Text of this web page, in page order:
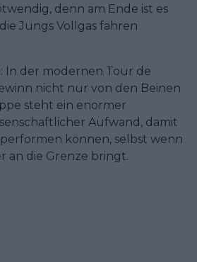
denn am Ende ist es
Jungs Vollgas fahren
In der modernen Tour de
nicht nur von den Beinen
steht ein enormer
Aufwand, damit
können, selbst wenn
an die Grenze bringt.